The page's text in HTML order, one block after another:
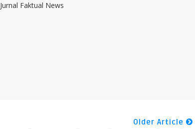
Jurnal Faktual News
Older Article